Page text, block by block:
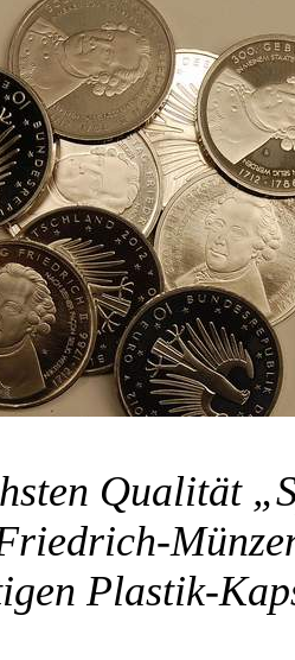
Qualität
Plastik-